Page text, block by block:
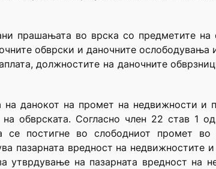
прашањата во врска со предметите на
обврски и даночните ослободувања
должностите на даночните
на данокот на промет на недвижности и
обврската. Согласно член 22 став 1
се постигне во слободниот промет во
пазарната вредност на недвижностите и
утврдување на пазарната вредност на